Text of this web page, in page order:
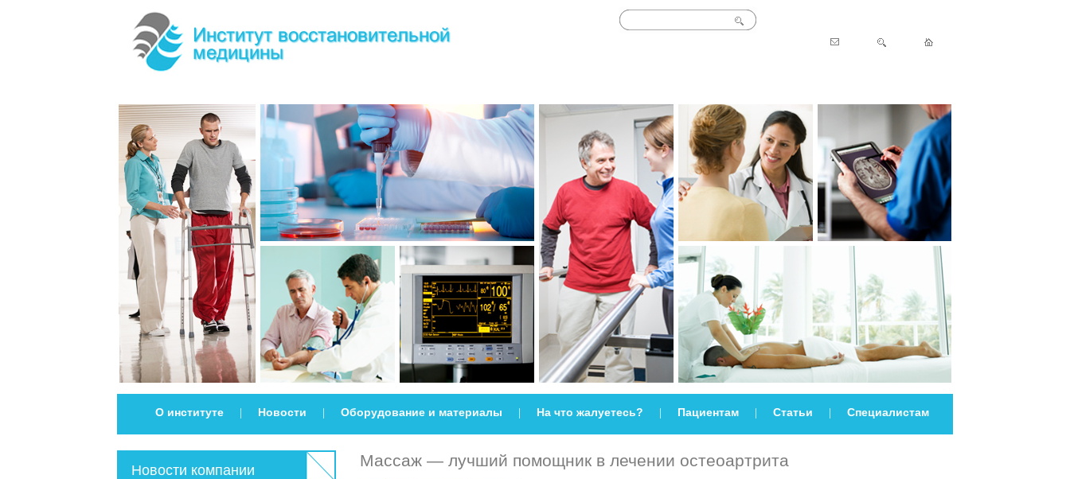
О институте Новости Оборудование и материалы На что жалуетесь? Пациентам Статьи Специалистам
Новости компании
Массаж — лучший помощник в лечении остеоартрита